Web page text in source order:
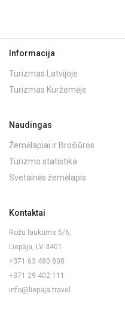
Informacija
Turizmas Latvijoje
Turizmas Kuržemėje
Naudingas
Žemėlapiai ir Brošiūros
Turizmo statistika
Svetainės žemėlapis
Kontaktai
Rožu laukums 5/6,
Liepāja, LV-3401
+371 63 480 808
+371 29 402 111
info@liepaja.travel